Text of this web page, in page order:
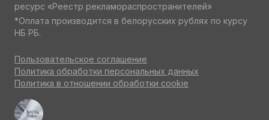
ресурс «Реестр рекламораспространителей»
*Оплата производится в белорусских рублях по курсу
НБ РБ.
Пользовательское соглашение
Политика обработки персональных данных
Политика в отношении обработки cookie